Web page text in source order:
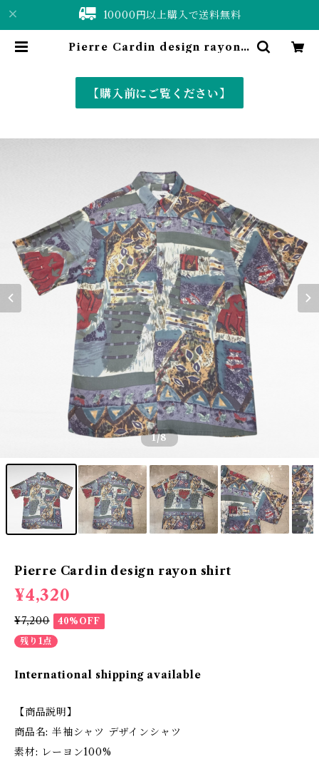
10000円以上購入で送料無料
Pierre Cardin design rayon s
【購入前にご覧ください】
1/8
Pierre Cardin design rayon shirt
¥4,320
¥7,200
40%OFF
残り1点
International shipping available
【商品説明】
商品名: 半袖シャツ デザインシャツ
素材: レーヨン100%